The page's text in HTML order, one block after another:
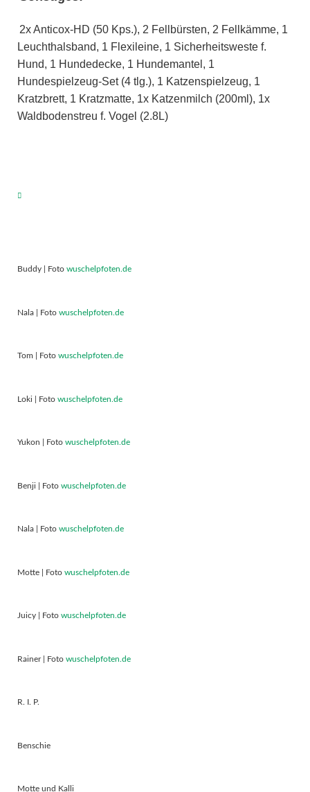
2x Anticox-HD (50 Kps.), 2 Fellbürsten, 2 Fellkämme, 1
Leuchthalsband, 1 Flexileine, 1 Sicherheitsweste f.
Hund, 1 Hundedecke, 1 Hundemantel, 1
Hundespielzeug-Set (4 tlg.), 1 Katzenspielzeug, 1
Kratzbrett, 1 Kratzmatte, 1x Katzenmilch (200ml), 1x
Waldbodenstreu f. Vogel (2.8L)
Buddy | Foto wuschelpfoten.de
Nala | Foto wuschelpfoten.de
Tom | Foto wuschelpfoten.de
Loki | Foto wuschelpfoten.de
Yukon | Foto wuschelpfoten.de
Benji | Foto wuschelpfoten.de
Nala | Foto wuschelpfoten.de
Motte | Foto wuschelpfoten.de
Juicy | Foto wuschelpfoten.de
Rainer | Foto wuschelpfoten.de
R. I. P.
Benschie
Motte und Kalli